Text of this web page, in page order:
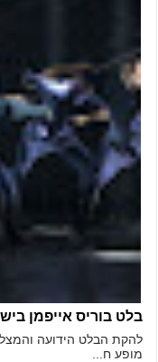
בלט בוריס אייפמן בישראל 2025 עם המופע
להקת הבלט הידועה
מופע ח...